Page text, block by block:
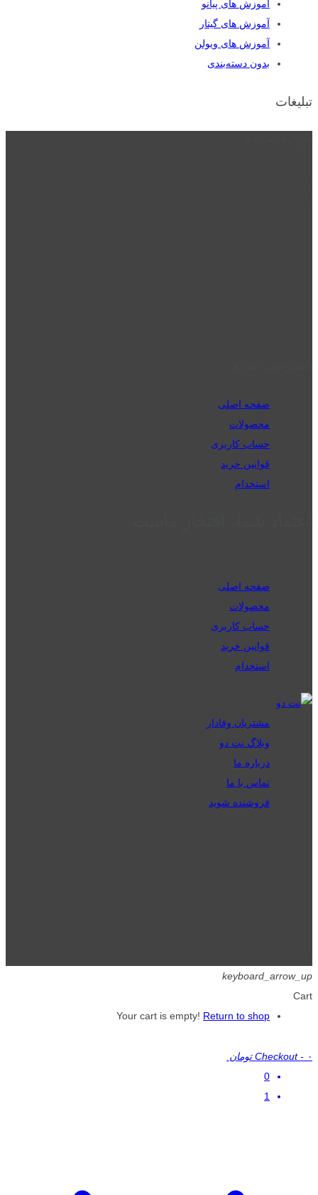
آموزش های پیانو
آموزش های گیتار
آموزش های ویولن
بدون دسته‌بندی
تبلیغات
صفحه اصلی
محصولات
حساب کاربری
قوانین خرید
استخدام
صفحه اصلی
محصولات
حساب کاربری
قوانین خرید
استخدام
مشتریان وفادار
وبلاگ نت دو
درباره ما
تماس با ما
فروشنده شوید
keyboard_arrow_up
Cart
Your cart is empty! Return to shop
Checkout - ۰ تومان
0
1